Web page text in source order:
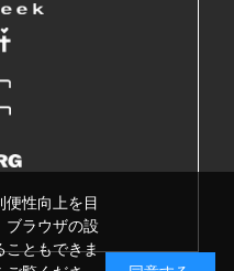
便性向上を目
ブラウザの設
こともできま